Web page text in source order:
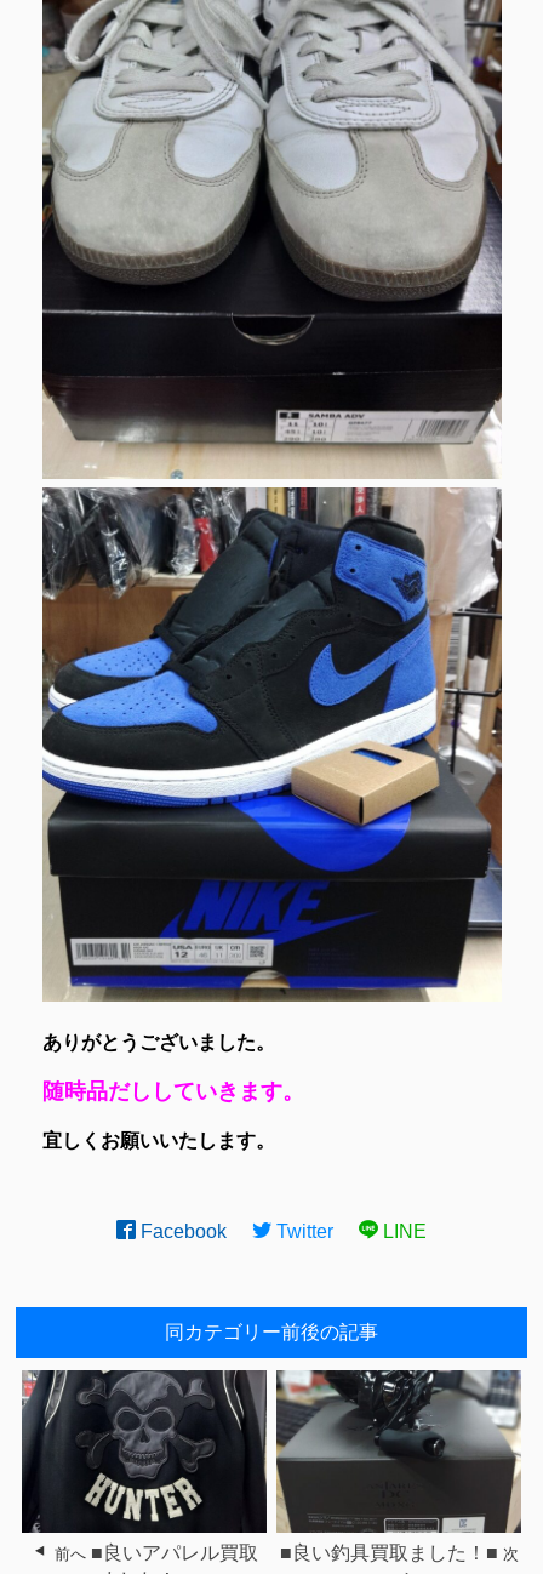
ありがとうございました。
随時品だししていきます。
宜しくお願いいたします。
Facebook Twitter LINE
同カテゴリー前後の記事
前へ ■良いアパレル買取
■良い釣具買取ました！■ 次